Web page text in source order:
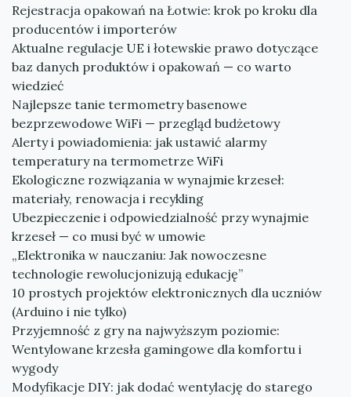
Rejestracja opakowań na Łotwie: krok po kroku dla
producentów i importerów
Aktualne regulacje UE i łotewskie prawo dotyczące
baz danych produktów i opakowań — co warto
wiedzieć
Najlepsze tanie termometry basenowe
bezprzewodowe WiFi — przegląd budżetowy
Alerty i powiadomienia: jak ustawić alarmy
temperatury na termometrze WiFi
Ekologiczne rozwiązania w wynajmie krzeseł:
materiały, renowacja i recykling
Ubezpieczenie i odpowiedzialność przy wynajmie
krzeseł — co musi być w umowie
„Elektronika w nauczaniu: Jak nowoczesne
technologie rewolucjonizują edukację”
10 prostych projektów elektronicznych dla uczniów
(Arduino i nie tylko)
Przyjemność z gry na najwyższym poziomie:
Wentylowane krzesła gamingowe dla komfortu i
wygody
Modyfikacje DIY: jak dodać wentylację do starego